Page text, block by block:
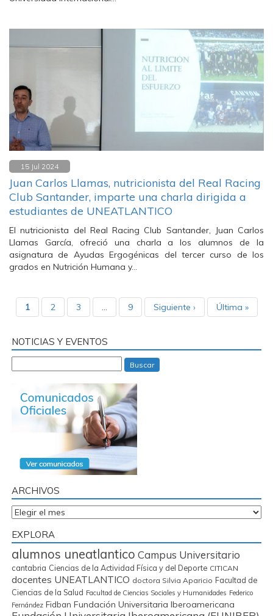
15 Jul 2024
Juan Carlos Llamas, nutricionista del Real Racing
Club Santander, imparte una charla dirigida a
estudiantes de UNEATLANTICO
El nutricionista del Real Racing Club Santander, Juan Carlos
Llamas García, ofreció una charla a los alumnos de la
asignatura de Ayudas Ergogénicas del tercer curso de los
grados en Nutrición Humana y…
1 2 3 … 9 Siguiente › Última »
NOTICIAS Y EVENTOS
Buscar
ARCHIVOS
Archivos
EXPLORA
alumnos uneatlantico Campus Universitario
cantabria Ciencias de la Actividad Física y del Deporte CITICAN
docentes UNEATLANTICO doctora Silvia Aparicio Facultad de
Ciencias de la Salud Facultad de Ciencias Sociales y Humanidades Federico
Fernández Fidban Fundación Universitaria Iberoamericana